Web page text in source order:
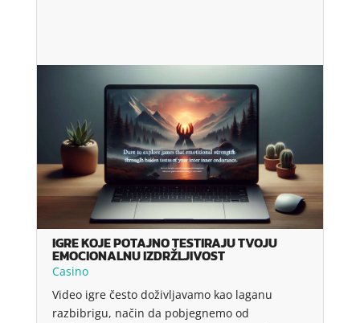
IGRE KOJE POTAJNO TESTIRAJU TVOJU
EMOCIONALNU IZDRŽLJIVOST
Casino
Video igre često doživljavamo kao laganu
razbibrigu, način da pobjegnemo od